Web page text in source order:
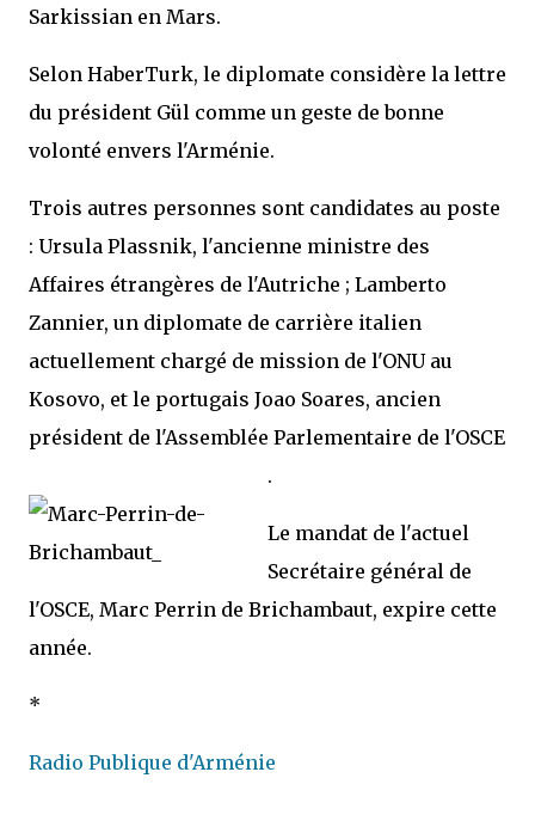
Sarkissian en Mars.
Selon HaberTurk, le diplomate considère la lettre
du président Gül comme un geste de bonne
volonté envers l'Arménie.
Trois autres personnes sont candidates au poste
: Ursula Plassnik, l'ancienne ministre des
Affaires étrangères de l'Autriche ; Lamberto
Zannier, un diplomate de carrière italien
actuellement chargé de mission de l'ONU au
Kosovo, et le portugais Joao Soares, ancien
président de l'Assemblée Parlementaire de l'OSCE
.
Le mandat de l'actuel
Secrétaire général de
l'OSCE, Marc Perrin de Brichambaut, expire cette
année.
*
Radio Publique d'Arménie